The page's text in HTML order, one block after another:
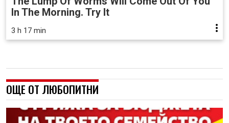
In The Morning. Try It
3 h 17 min
ОЩЕ ОТ ЛЮБОПИТНИ